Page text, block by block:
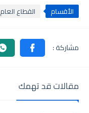
الأقسام القطاع العام
مقالات قد تهمك